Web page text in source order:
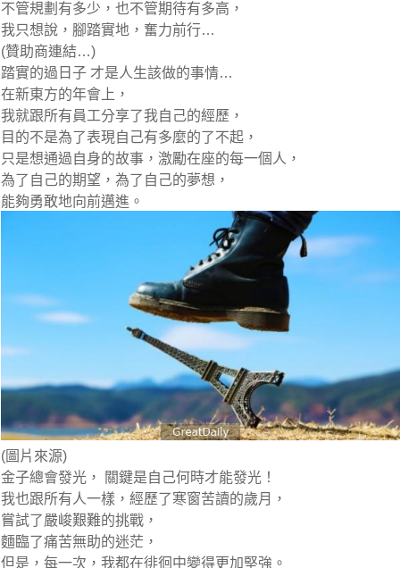
不管規劃有多少，也不管期待有多高，
我只想說，腳踏實地，奮力前行…
(贊助商連結…)
踏實的過日子 才是人生該做的事情…
在新東方的年會上，
我就跟所有員工分享了我自己的經歷，
目的不是為了表現自己有多麼的了不起，
只是想通過自身的故事，激勵在座的每一個人，
為了自己的期望，為了自己的夢想，
能夠勇敢地向前邁進。
(圖片來源)
金子總會發光， 關鍵是自己何時才能發光！
我也跟所有人一樣，經歷了寒窗苦讀的歲月，
嘗試了嚴峻艱難的挑戰，
麵臨了痛苦無助的迷茫，
但是，每一次，我都在徘徊中變得更加堅強。